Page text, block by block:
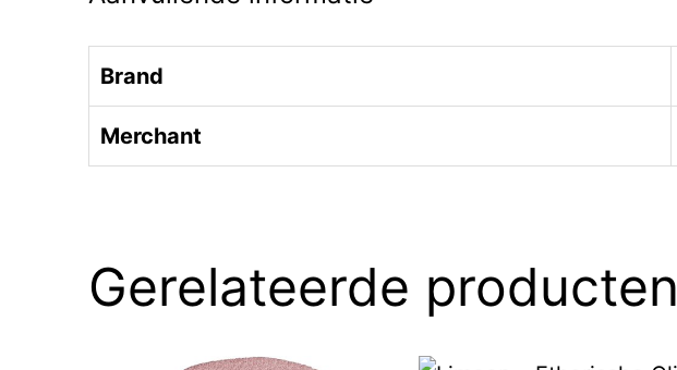
Brand
Merchant
Gerelateerde producten